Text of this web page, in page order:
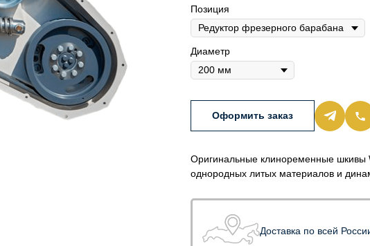
Позиция
Диаметр
Оформить заказ
Оригинальные клиноременные шкивы
однородных литых материалов и
Доставка по всей